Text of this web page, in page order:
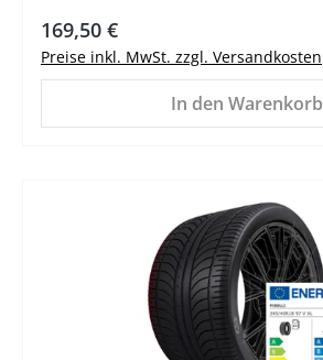
Regulärer Preis:
169,50 €
Preise inkl. MwSt. zzgl. Versandkosten
In den Warenkorb